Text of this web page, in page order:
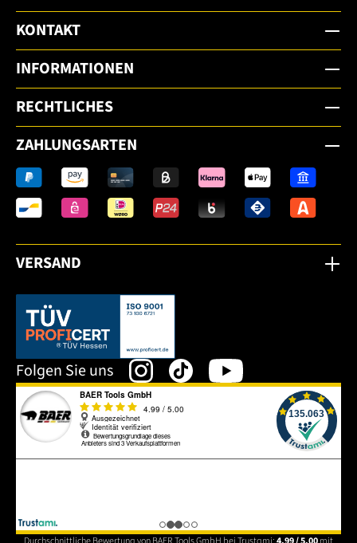
KONTAKT
INFORMATIONEN
RECHTLICHES
ZAHLUNGSARTEN
VERSAND
Dieser Link öffnet sich in einem neuen Tab.
Folgen Sie uns